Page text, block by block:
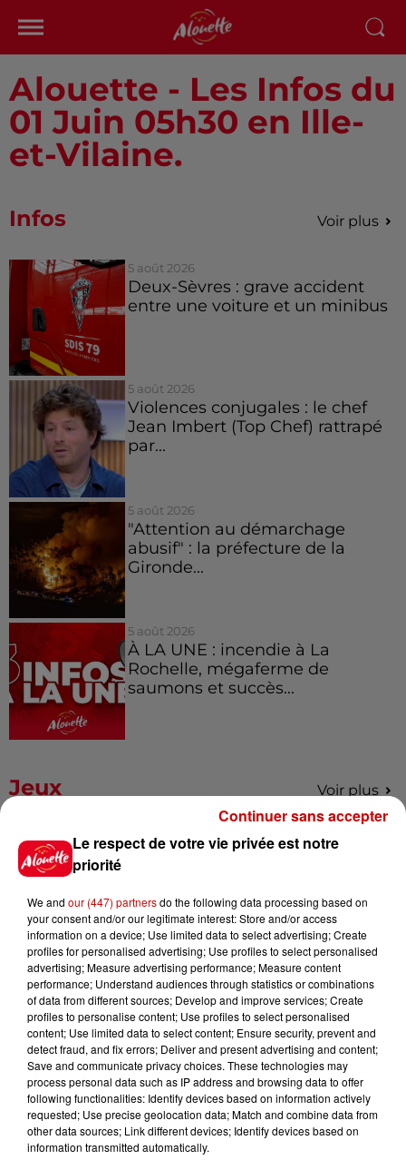
Alouette - Les Infos du
01 Juin 05h30 en Ille-
et-Vilaine.
Infos Voir plus
5 août 2026
Deux-Sèvres : grave accident
entre une voiture et un minibus
5 août 2026
Violences conjugales : le chef
Jean Imbert (Top Chef) rattrapé
par...
5 août 2026
"Attention au démarchage
abusif" : la préfecture de la
Gironde...
5 août 2026
À LA UNE : incendie à La
Rochelle, mégaferme de
saumons et succès...
Jeux Voir plus
Gagnez vos places pour le
Festival du Roi Arthur 2026 !
Gagnez vos entrées pour le
Musée du Sport Automobile au
Mans !
Alouette vous invite à
Futuroscope Xperiences !
Le respect de votre vie privée est notre
priorité
We and our (447) partnersdo the following data processing based on
your consent and/or our legitimate interest: Store and/or access
information on a device; Use limited data to select advertising; Create
profiles for personalised advertising; Use profiles to select personalised
advertising; Measure advertising performance; Measure content
performance; Understand audiences through statistics or combinations
of data from different sources; Develop and improve services; Create
profiles to personalise content; Use profiles to select personalised
content; Use limited data to select content; Ensure security, prevent and
detect fraud, and fix errors; Deliver and present advertising and content;
Save and communicate privacy choices. These technologies may
process personal data such as IP address and browsing data to offer
following functionalities: Identify devices based on information actively
requested; Use precise geolocation data; Match and combine data from
other data sources; Link different devices; Identify devices based on
information transmitted automatically.
Continuer sans accepter